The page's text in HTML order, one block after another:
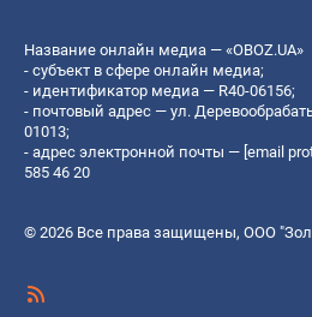
Название онлайн медиа — «OBOZ.UA»
- субъект в сфере онлайн медиа;
- идентификатор медиа — R40-06156;
- почтовый адрес — ул.
01013;
- адрес электронной почты — [email
585 46 20
© 2026 Все права защищены, ООО